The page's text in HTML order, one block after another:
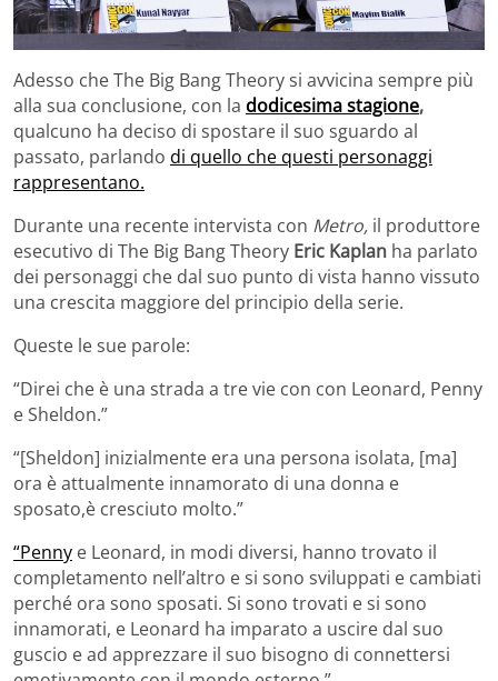
Adesso che The Big Bang Theory si avvicina sempre più
alla sua conclusione, con la dodicesima stagione,
qualcuno ha deciso di spostare il suo sguardo al
passato, parlando di quello che questi personaggi
rappresentano.
Durante una recente intervista con Metro, il produttore
esecutivo di The Big Bang Theory Eric Kaplan ha parlato
dei personaggi che dal suo punto di vista hanno vissuto
una crescita maggiore del principio della serie.
Queste le sue parole:
“Direi che è una strada a tre vie con con Leonard, Penny
e Sheldon.”
“[Sheldon] inizialmente era una persona isolata, [ma]
ora è attualmente innamorato di una donna e
sposato,è cresciuto molto.”
“Penny e Leonard, in modi diversi, hanno trovato il
completamento nell’altro e si sono sviluppati e cambiati
perché ora sono sposati. Si sono trovati e si sono
innamorati, e Leonard ha imparato a uscire dal suo
guscio e ad apprezzare il suo bisogno di connettersi